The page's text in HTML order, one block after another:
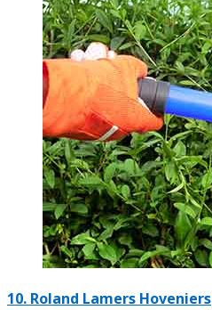
10. Roland Lamers Hoveniers